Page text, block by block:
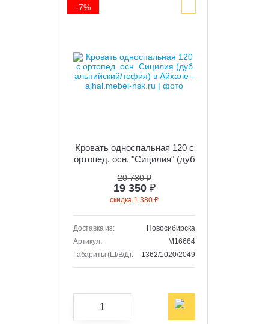
Кровать односпальная 120 с
ортопед. осн. "Сицилия" (дуб
20 730 ₽
19 350 ₽
скидка 1 380 ₽
Доставка из:
Новосибирска
Артикул:
M16664
Габариты (Ш/В/Д):
1362/1020/2049
-7%